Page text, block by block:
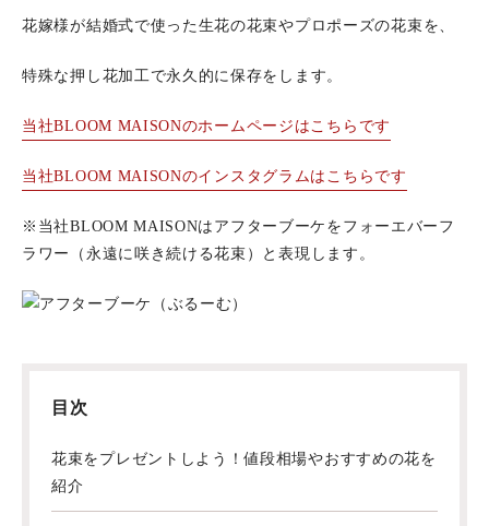
花嫁様が結婚式で使った生花の花束やプロポーズの花束を、
特殊な押し花加工で永久的に保存をします。
当社BLOOM MAISONのホームページはこちらです
当社BLOOM MAISONのインスタグラムはこちらです
※当社BLOOM MAISONはアフターブーケをフォーエバーフ
ラワー（永遠に咲き続ける花束）と表現します。
目次
花束をプレゼントしよう！値段相場やおすすめの花を
紹介